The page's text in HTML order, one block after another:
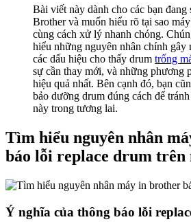
Bài viết này dành cho các bạn đang
Brother và muốn hiểu rõ tại sao
cùng cách xử lý nhanh chóng.
hiểu những nguyên nhân chính gây
các dấu hiệu cho thấy drum trống
sự cần thay mới, và những phương
hiệu quả nhất. Bên cạnh đó, bạn
bảo dưỡng drum đúng cách để
này trong tương lai.
Tìm hiểu nguyên nhân
báo lỗi replace drum trên
Ý nghĩa của thông báo lỗi